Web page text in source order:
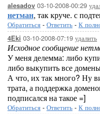
alesadov 03-10-2008-00:29
нетман, так круче. с
Обратиться - Ответить - К
4Eki 03-10-2008-07:19 удалить
Исходное сообщение
У меня делемма: либо
либо выкупить все
А что, их так много? Ну
трата, а поддержка
подписался на такое =]
Обратиться - Ответить - К